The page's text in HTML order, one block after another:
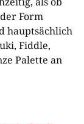
Form
hauptsächlich
Fiddle,
Palette an